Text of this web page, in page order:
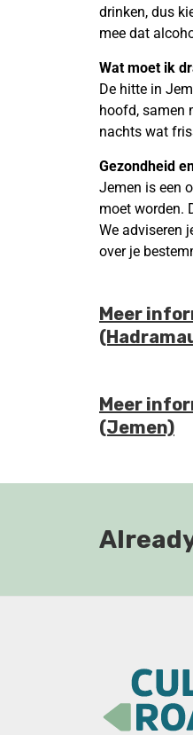
drinken, dus
mee dat
Wat moet ik
De hitte in
hoofd, samen
nachts wat
Gezondheid
Jemen is een
moet worden.
We adviseren
over je
Meer
Meer
(Jemen)